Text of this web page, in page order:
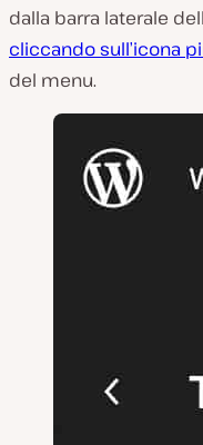
dalla barra laterale
cliccando sull’icona
del menu.